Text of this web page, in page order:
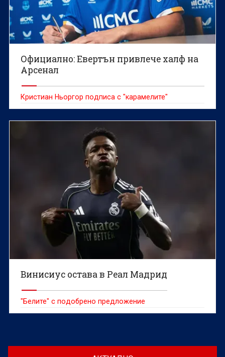
Официално: Евертън привлече халф на
Арсенал
Кристиан Ньоргор подписа с "карамелите"
Винисиус остава в Реал Мадрид
"Белите" с подобрено предложение